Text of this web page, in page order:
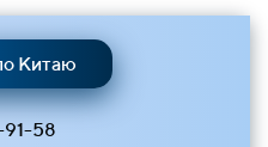
Китаю
58